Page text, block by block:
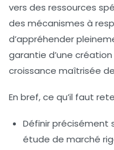
vers des ressources
des mécanismes à
d’appréhender
garantie d’une
croissance maîtrisée
En bref, ce qu’il faut
Définir précisément
étude de marché